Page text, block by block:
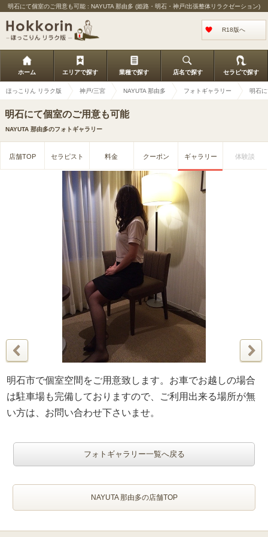
明石にて個室のご用意も可能 : NAYUTA 那由多 (姫路・明石・神戸/出張整体リラクゼーション)
R18版へ
ホーム エリアで探す 業種で探す 店名で探す セラピで探す
ほっこりん リラク版 神戸/三宮 NAYUTA 那由多 フォトギャラリー 明石
明石にて個室のご用意も可能
NAYUTA 那由多のフォトギャラリー
店舗TOP セラピスト 料金 クーポン ギャラリー 体験談
明石市で個室空間をご用意致します。お車でお越しの場合
は駐車場も完備しておりますので、ご利用出来る場所が無
い方は、お問い合わせ下さいませ。
フォトギャラリー一覧へ戻る
NAYUTA 那由多の店舗TOP